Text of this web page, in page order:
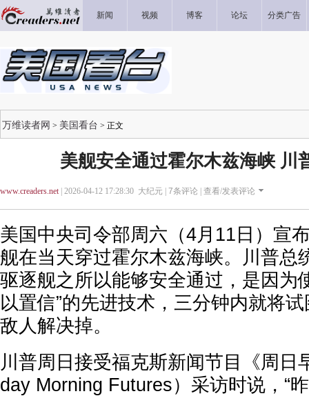
新闻 视频 博客 论坛 分类广告
万维读者网 > 美国看台 > 正文
美舰安全通过霍尔木兹海峡 川
www.creaders.net| 2026-04-12 17:28:30 大纪元 | 7条评论 | 查看/发表评论
美国中央司令部周六（4月11日）宣
舰在当天穿过霍尔木兹海峡。川普总
驱逐舰之所以能够安全通过，是因为
以置信”的先进技术，三分钟内就将
敌人解决掉。
川普周日接受福克斯新闻节目《周日
day Morning Futures）采访时说，“